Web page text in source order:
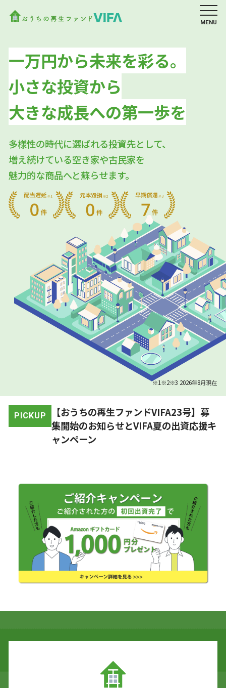
MENU
一万円から未来を彩る。
小さな投資から
大きな成長への第一歩を
多様性の時代に選ばれる投資先として、
増え続けている空き家や古民家を
魅力的な商品へと蘇らせます。
※1※2※3 2026年8月現在
PICKUP
【おうちの再生ファンドVIFA23号】募
集開始のお知らせとVIFA夏の出資応援キ
ャンペーン